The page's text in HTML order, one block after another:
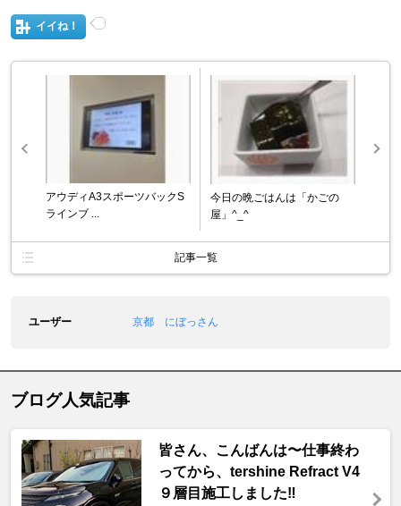
イイね！
アウディA3スポーツバックS
ラインブ ...
今日の晩ごはんは「かごの
屋」^_^
記事一覧
ユーザー 京都 にぼっさん
ブログ人気記事
皆さん、こんばんは〜仕事終わ
ってから、tershine Refract V4
９層目施工しました‼️